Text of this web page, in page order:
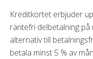
Kreditkortet erbjuder
räntefri delbetalning på
alternativ till
betala minst 5 % av